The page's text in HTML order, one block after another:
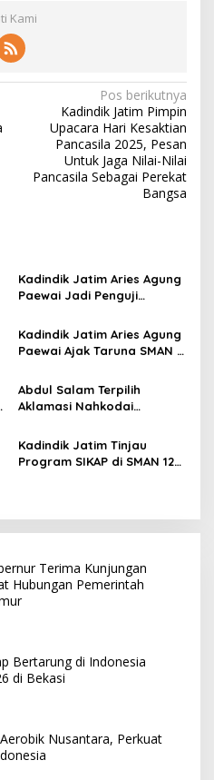
Kami
Pos berikutnya
Kadindik Jatim Pimpin
Upacara Hari Kesaktian
Pancasila 2025, Pesan
Untuk Jaga Nilai-Nilai
Pancasila Sebagai Perekat
Bangsa
Kadindik Jatim Aries Agung
Paewai Jadi Penguji
Tingkat II 2026, Tekankan
Inovasi Berdampak bagi
Masyarakat
Kadindik Jatim Aries Agung
Paewai Ajak Taruna SMAN 2
Bojonegoro Budayakan
Hidup Sehat Lewat Senam
Abdul Salam Terpilih
Aklamasi Nahkodai
2026-2031
Kadindik Jatim Tinjau
Program SIKAP di SMAN 12
Terima Kunjungan
Hubungan Pemerintah
Bertarung di Indonesia
di Bekasi
Nusantara, Perkuat